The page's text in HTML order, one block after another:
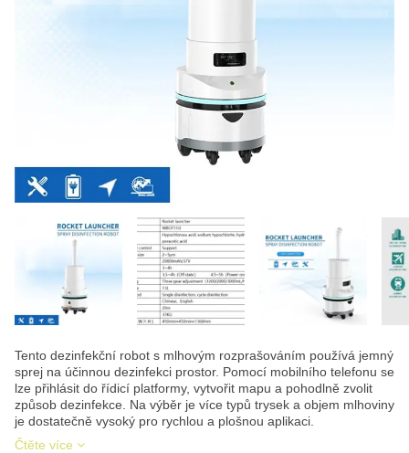
Tento dezinfekční robot s mlhovým rozprašováním používá jemný
sprej na účinnou dezinfekci prostor. Pomocí mobilního telefonu se
lze přihlásit do řídicí platformy, vytvořit mapu a pohodlně zvolit
způsob dezinfekce. Na výběr je více typů trysek a objem mlhoviny
je dostatečně vysoký pro rychlou a plošnou aplikaci.
Čtěte více